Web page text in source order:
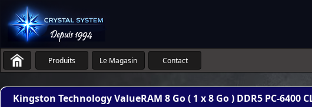
Produits Le Magasin Contact
Kingston Technology ValueRAM 8 Go ( 1 x 8 Go ) DDR5 PC-6400